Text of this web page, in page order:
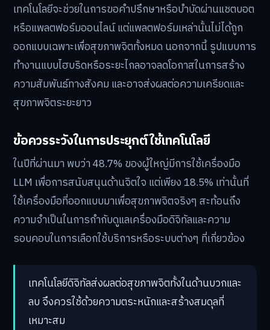
เทคโนโลยีจะช่วยในการขอคำปรึกษาหรือบำบัดผ่านแชตบอต
หรือแพลตฟอร์มออนไลน์ แต่แพลตฟอร์มเหล่านั้นไม่ได้ถูก
ออกแบบเฉพาะเพื่อสุขภาพจิตทั้งหมด นอกจากนี้ รูปแบบการ
ทำงานแบบไฮบริดหรือระยะไกลอาจลดโอกาสในการสร้าง
ความสัมพันธ์ทางสังคม และอาจส่งผลต่อความเครียดและ
สุขภาพจิตระยะยาว
ข้อควรระวังในการประยุกต์ใช้เทคโนโลยี
ในปีที่ผ่านมา พบว่า 48.7% ของผู้ใหญ่มีการใช้เครื่องมือ
LLM เพื่อการสนับสนุนด้านจิตใจ แต่เพียง 18.5% เท่านั้นที่
ใช้เครื่องมือที่ออกแบบมาเพื่อสุขภาพจิตจริงๆ สะท้อนถึง
ความจำเป็นในการกำกับดูแลเครื่องมือดิจิทัลและความ
รอบคอบในการเลือกใช้บริการหรือระบบต่างๆ ที่เกี่ยวข้อง
เทคโนโลยีดิจิทัลส่งผลต่อสุขภาพจิตทั้งในด้านบวกและ
ลบ จึงควรใช้ด้วยความตระหนักและสร้างสมดุลที่
เหมาะสม